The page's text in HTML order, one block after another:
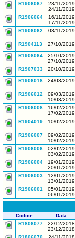
R1906067
23/11/2019
24/11/2019
R1906064
16/11/2019
17/11/2019
R1906062
03/11/2019
R1904113
27/10/2019
R1908064
25/10/2019
27/10/2019
R1907033
20/10/2019
R1906018 24/03/2019
R1906012
09/03/2019
10/03/2019
R1906008
16/02/2019
17/02/2019
R1904019
10/02/2019
R1906007
09/02/2019
10/02/2019
R1906006
02/02/2019
03/02/2019
R1906004
19/01/2019
20/01/2019
R1906003
12/01/2019
13/01/2019
R1906001
05/01/2019
06/01/2019
Codice Data
R1806077
22/12/2018
23/12/2018